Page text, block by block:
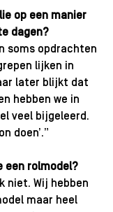
op een manier
dagen?
soms opdrachten
lijken in
later blijkt dat
hebben we in
veel bijgeleerd.
doen’.”
een rolmodel?
niet. Wij hebben
maar heel